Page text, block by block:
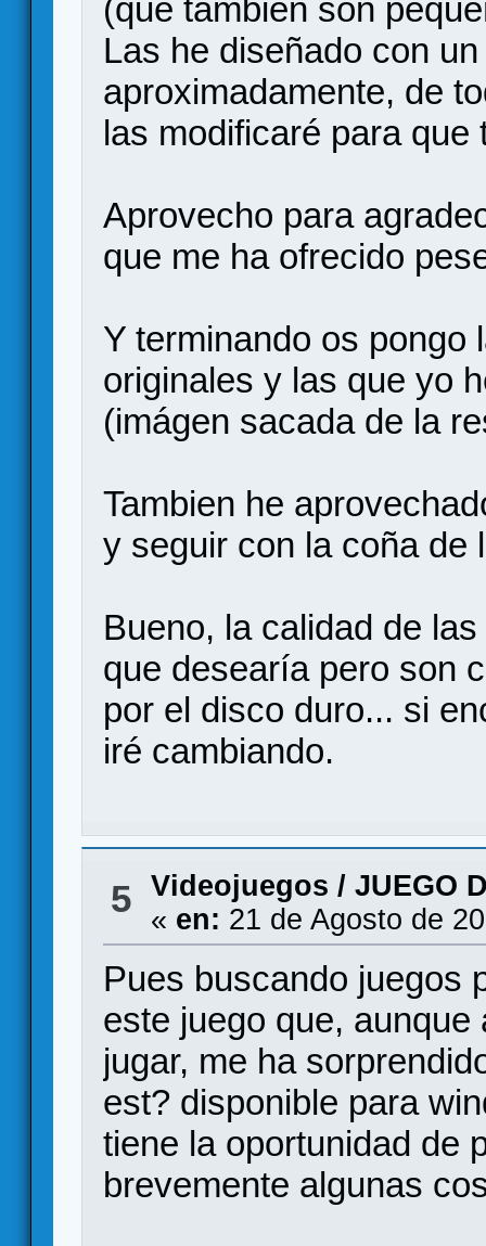
(que también son
Las he diseñado con
aproximadamente, de
las modificaré para
Aprovecho para
que me ha ofrecido
Y terminando os pongo
originales y las que yo
(imágen sacada de la
Tambien he
y seguir con la coña
Bueno, la calidad de
que desearía pero son
por el disco duro... si
iré cambiando.
5 Videojuegos / JUEGO
« en: 21 de Agosto de
Pues buscando juegos
este juego que,
jugar, me ha
est? disponible para
tiene la oportunidad de
brevemente algunas